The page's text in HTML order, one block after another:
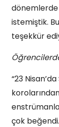
dönemlerde
istemiştik.
teşekkür
“23
çok